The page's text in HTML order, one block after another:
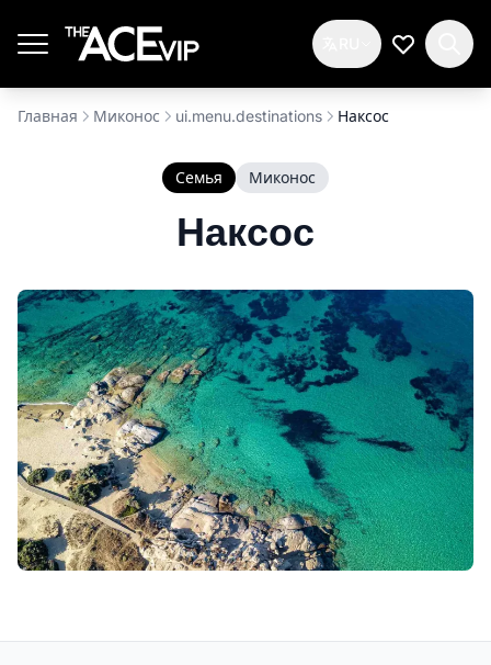
Мой
Главная Миконос ui.menu.destinations Наксос
Семья Миконос
Наксос